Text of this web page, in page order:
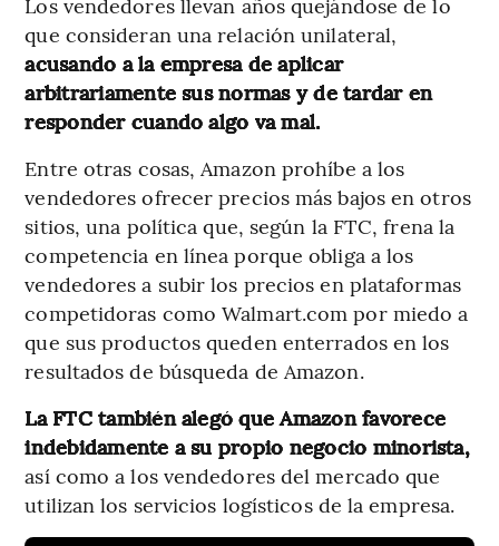
que consideran una relación unilateral,
acusando a la empresa de aplicar
arbitrariamente sus normas y de tardar en
responder cuando algo va mal.
Entre otras cosas, Amazon prohíbe a los
vendedores ofrecer precios más bajos en otros
sitios, una política que, según la FTC, frena la
competencia en línea porque obliga a los
vendedores a subir los precios en plataformas
competidoras como Walmart.com por miedo a
que sus productos queden enterrados en los
resultados de búsqueda de Amazon.
La FTC también alegó que Amazon favorece
indebidamente a su propio negocio minorista,
así como a los vendedores del mercado que
utilizan los servicios logísticos de la empresa.